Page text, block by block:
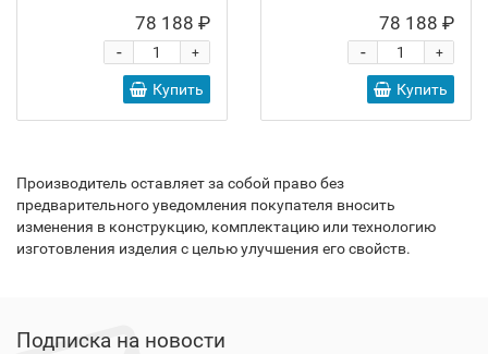
78 188 ₽
+
-
Купить
78 188 ₽
+
-
Купить
Производитель оставляет за собой право без
предварительного уведомления покупателя вносить
изменения в конструкцию, комплектацию или технологию
изготовления изделия с целью улучшения его свойств.
Подписка на новости